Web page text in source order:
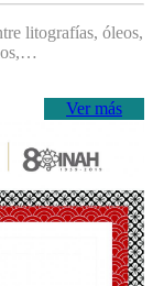
litografías, óleos,
Ver más